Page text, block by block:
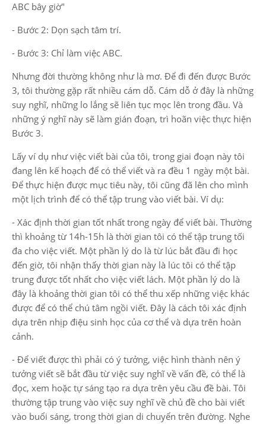
ABC bây giờ"
- Bước 2: Dọn sạch tâm trí.
- Bước 3: Chỉ làm việc ABC.
Nhưng đời thường không như là mơ. Để đi đến được Bước
3, tôi thường gặp rất nhiều cám dỗ. Cám dỗ ở đây là những
suy nghĩ, những lo lắng sẽ liên tục mọc lên trong đầu. Và
những ý nghĩ này sẽ làm gián đoạn, trì hoãn việc thực hiện
Bước 3.
Lấy ví dụ như việc viết bài của tôi, trong giai đoạn này tôi
đang lên kế hoạch để có thể viết và ra đều 1 ngày một bài.
Để thực hiện được mục tiêu này, tôi cũng đã lên cho mình
một lịch trình để có thể tập trung vào viết bài. Ví dụ:
- Xác định thời gian tốt nhất trong ngày để viết bài. Thường
thì khoảng từ 14h-15h là thời gian tôi có thể tập trung tối
đa cho việc viết. Một phần lý do là từ lúc bắt đầu đi học
đến giờ, tôi nhận thấy thời gian này là lúc tôi có thể tập
trung được tốt nhất cho việc viết lách. Một phần lý do là
đây là khoảng thời gian tôi có thể thu xếp những việc khác
được để có thể chú tâm ngồi viết. Đây là cách tôi xác định
dựa trên nhịp điệu sinh học của cơ thể và dựa trên hoàn
cảnh.
- Để viết được thì phải có ý tưởng, việc hình thành nên ý
tưởng viết sẽ bắt đầu từ việc suy nghĩ về vấn đề, có thể là
đọc, xem hoặc tự sáng tạo ra dựa trên yêu cầu đề bài. Tôi
thường tập trung vào việc suy nghĩ về chủ đề cho bài viết
vào buổi sáng, trong thời gian di chuyển trên đường. Nghe